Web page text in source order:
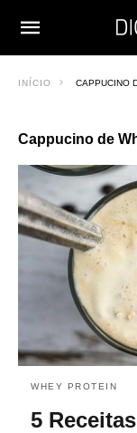
INÍCIO CAPPUCINO
Cappucino de
WHEY PROTEIN
5